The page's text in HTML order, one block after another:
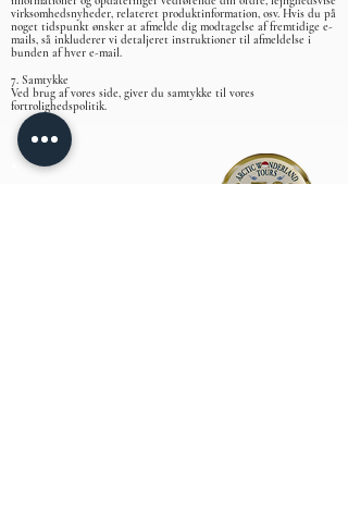
virksomhedsnyheder, relateret produktinformation, osv. Hvis du på
noget tidspunkt ønsker at afmelde dig modtagelse af fremtidige e-
mails, så inkluderer vi detaljeret instruktioner til afmeldelse i
bunden af hver e-mail.
7. Samtykke
Ved brug af vores side, giver du samtykke til vores
fortrolighedspolitik.
Home